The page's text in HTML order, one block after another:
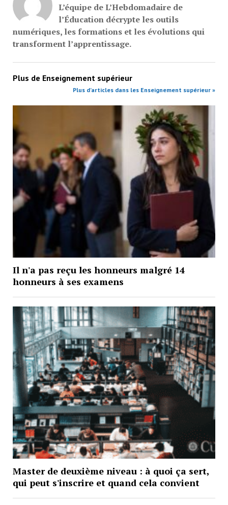
L’équipe de L’Hebdomadaire de
l’Éducation décrypte les outils
numériques, les formations et les évolutions qui
transforment l’apprentissage.
Plus de Enseignement supérieur
Plus d’articles dans les Enseignement supérieur »
Il n'a pas reçu les honneurs malgré 14
honneurs à ses examens
Master de deuxième niveau : à quoi ça sert,
qui peut s'inscrire et quand cela convient